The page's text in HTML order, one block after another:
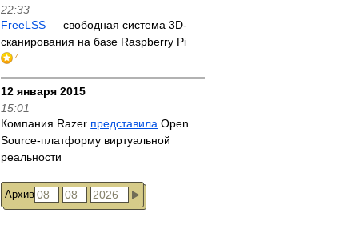
22:33
FreeLSS — свободная система 3D-
сканирования на базе Raspberry Pi
4
12 января 2015
15:01
Компания Razer представила Open
Source-платформу виртуальной
реальности
Архив